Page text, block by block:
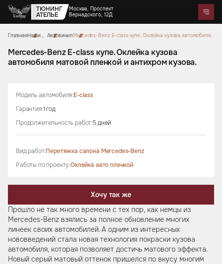
ТЮНИНГ
АТЕЛЬЕ
Москва, Проспект
Вернадского, 12Д
Telegram WhatsApp Max
Портфолио
Цены
Акции Отзывы
Аквапринт
Тюнинг руля
Ремонт кузова и покраска
Автозвук
Активный выхлоп
Аксессуары
Коврики из экокожи Цветные ремни безопасности
Подушки из алькантары Сумки ручной работы
алькантары
Боксы в багажник
Защитные накидки для
спинок сидений для детей
ГлавнаяНаши
АвтовинилMercedes-Benz E-class купе. Оклейка кузова автомобиля
Mercedes-Benz E-class купе. Оклейка кузова
автомобиля матовой пленкой и антихром кузова.
Модель автомобиля:E-class
Гарантия:1 год
Продолжительность работ:5 дней
Вид работ:Перетяжка салона Mercedes-Benz
Работы по проекту:Оклейка авто пленкой
Хочу так же
Прошло не так много времени с тех пор, как немцы из
Mercedes-Benz взялись за полное обновление многих
линеек своих автомобилей. А одним из интересных
нововведений стала новая технология покраски кузова
автомобиля, которая позволяет достичь матового эффекта.
Новый серый матовый оттенок пришелся по вкусу многим